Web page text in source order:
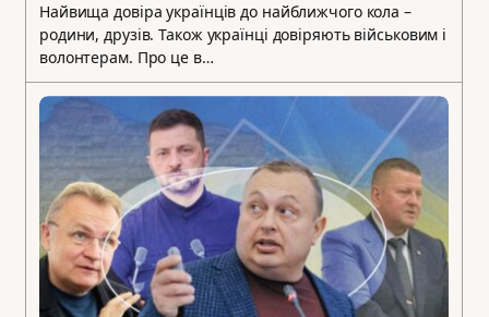
Найвища довіра українців до найближчого кола –
родини, друзів. Також українці довіряють військовим і
волонтерам. Про це в…